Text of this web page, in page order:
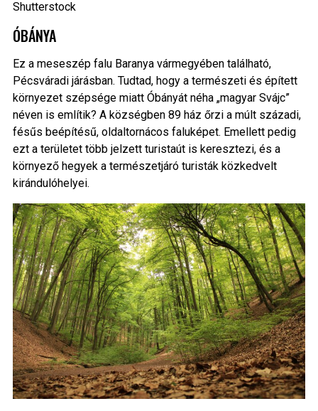
Shutterstock
ÓBÁNYA
Ez a meseszép falu Baranya vármegyében található,
Pécsváradi járásban. Tudtad, hogy a természeti és épített
környezet szépsége miatt Óbányát néha „magyar Svájc”
néven is említik? A községben 89 ház őrzi a múlt századi,
fésűs beépítésű, oldaltornácos faluképet. Emellett pedig
ezt a területet több jelzett turistaút is keresztezi, és a
környező hegyek a természetjáró turisták közkedvelt
kirándulóhelyei.